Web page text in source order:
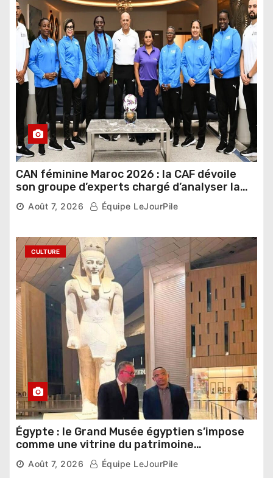
CAN féminine Maroc 2026 : la CAF dévoile
son groupe d’experts chargé d’analyser la
compétition
Août 7, 2026 Équipe LeJourPile
CULTURE
Égypte : le Grand Musée égyptien s’impose
comme une vitrine du patrimoine
pharaonique auprès des dirigeants
étrangers
Août 7, 2026 Équipe LeJourPile